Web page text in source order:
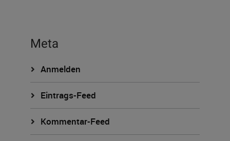
Meta
Anmelden
Eintrags-Feed
Kommentar-Feed